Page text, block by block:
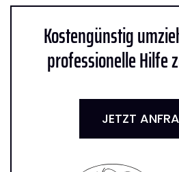
Kostengünstig
professionelle Hilfe
JETZT